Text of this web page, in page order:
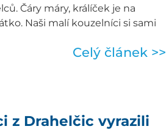
Čáry máry, králíček je na
Naši malí kouzelníci si sami
Celý článek >>
z Drahelčic vyrazili